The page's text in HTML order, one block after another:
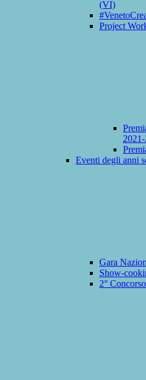
(VI)
Project
Eventi degli anni
Gara
Show-
2°